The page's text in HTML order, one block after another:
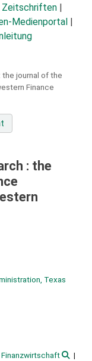
Zeitschriften
Medienportal
the journal of the
Finance
: the
Texas